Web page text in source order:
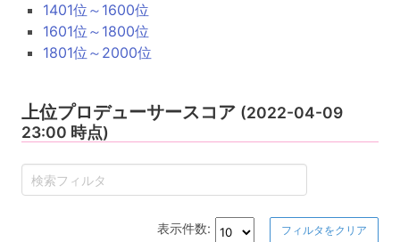
1401位～1600位
1601位～1800位
1801位～2000位
上位プロデューサースコア (2022-04-09
23:00 時点)
表示件数: フィルタをクリア